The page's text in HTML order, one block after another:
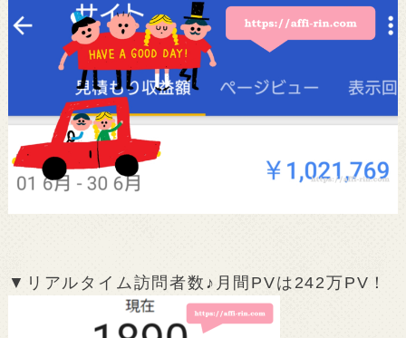
▼リアルタイム訪問者数♪月間PVは242万PV！